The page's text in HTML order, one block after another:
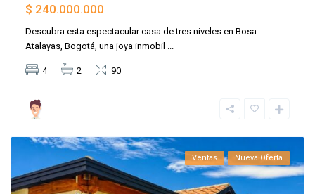
$ 240.000.000
Descubra esta espectacular casa de tres niveles en Bosa
Atalayas, Bogotá, una joya inmobil ...
4 2 90
Ventas Nueva Oferta